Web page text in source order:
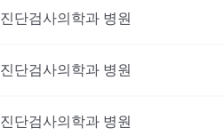
진단검사의학과 병원
진단검사의학과 병원
진단검사의학과 병원